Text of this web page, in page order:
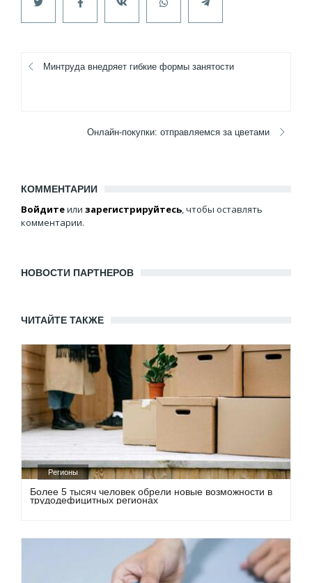
Минтруда внедряет гибкие формы занятости
Онлайн-покупки: отправляемся за цветами
КОММЕНТАРИИ
Войдитеили зарегистрируйтесь, чтобы оставлять
комментарии.
НОВОСТИ ПАРТНЕРОВ
ЧИТАЙТЕ ТАКЖЕ
Регионы
Более 5 тысяч человек обрели новые возможности в
трудодефицитных регионах